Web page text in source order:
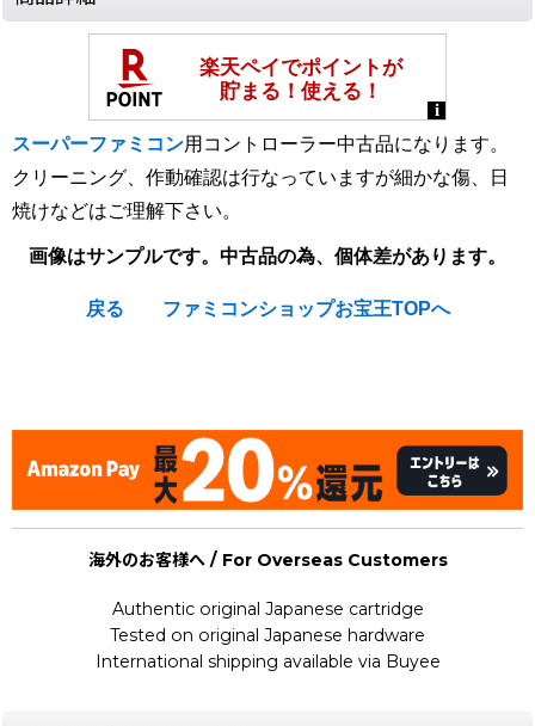
スーパーファミコン用コントローラー中古品になります。
クリーニング、作動確認は行なっていますが細かな傷、日
焼けなどはご理解下さい。
画像はサンプルです。中古品の為、個体差があります。
戻る ファミコンショップお宝王TOPへ
海外のお客様へ / For Overseas Customers
Authentic original Japanese cartridge
Tested on original Japanese hardware
International shipping available via Buyee